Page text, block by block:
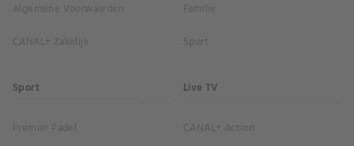
Algemene Voorwaarden
CANAL+ Zakelijk
Familie
Sport
Sport
Premier Padel
Live TV
CANAL+ Action